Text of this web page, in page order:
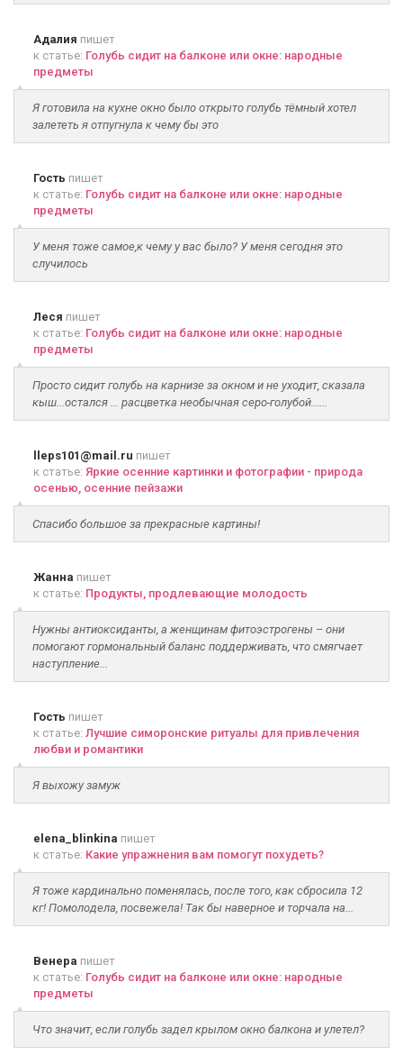
Адалия пишет
к статье: Голубь сидит на балконе или окне: народные
предметы
Я готовила на кухне окно было открыто голубь тёмный хотел
залететь я отпугнула к чему бы это
Гость пишет
к статье: Голубь сидит на балконе или окне: народные
предметы
У меня тоже самое,к чему у вас было? У меня сегодня это
случилось
Леся пишет
к статье: Голубь сидит на балконе или окне: народные
предметы
Просто сидит голубь на карнизе за окном и не уходит, сказала
кыш...остался ... расцветка необычная серо-голубой......
lleps101@mail.ru пишет
к статье: Яркие осенние картинки и фотографии - природа
осенью, осенние пейзажи
Спасибо большое за прекрасные картины!
Жанна пишет
к статье: Продукты, продлевающие молодость
Нужны антиоксиданты, а женщинам фитоэстрогены – они
помогают гормональный баланс поддерживать, что смягчает
наступление...
Гость пишет
к статье: Лучшие симоронские ритуалы для привлечения
любви и романтики
Я выхожу замуж
elena_blinkina пишет
к статье: Какие упражнения вам помогут похудеть?
Я тоже кардинально поменялась, после того, как сбросила 12
кг! Помолодела, посвежела! Так бы наверное и торчала на...
Венера пишет
к статье: Голубь сидит на балконе или окне: народные
предметы
Что значит, если голубь задел крылом окно балкона и улетел?